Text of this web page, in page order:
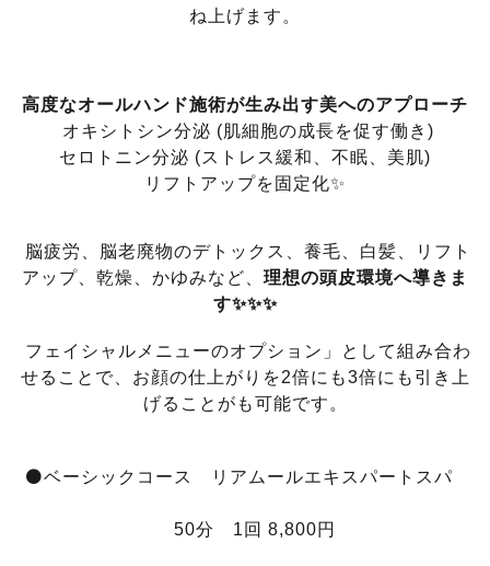
ね上げます。
高度なオールハンド施術が生み出す美へのアプローチ
オキシトシン分泌 (肌細胞の成長を促す働き)
セロトニン分泌 (ストレス緩和、不眠、美肌)
リフトアップを固定化✨
脳疲労、脳老廃物のデトックス、養毛、白髪、リフト
アップ、乾燥、かゆみなど、 理想の頭皮環境へ導きま
す✨✨✨
フェイシャルメニューのオプション」として組み合わ
せることで、お顔の仕上がりを2倍にも3倍にも引き上
げることがも可能です。
⚫ベーシックコース リアムールエキスパートスパ
50分 1回 8,800円